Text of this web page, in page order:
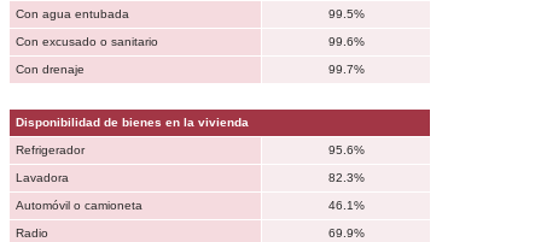
Con agua entubada 99.5%
Con excusado o sanitario 99.6%
Con drenaje 99.7%
Disponibilidad de bienes en la vivienda
Refrigerador 95.6%
Lavadora 82.3%
Automóvil o camioneta 46.1%
Radio 69.9%